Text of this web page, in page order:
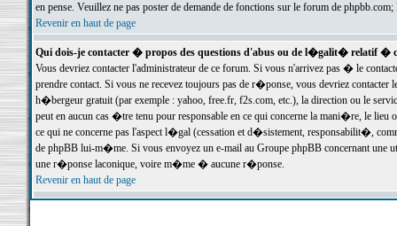
en pense. Veuillez ne pas poster de demande de fonctions sur le forum de
Revenir en haut de page
Qui dois-je contacter � propos des questions d'abus ou de l�galit� relatif �
Vous devriez contacter l'administrateur de ce forum. Si vous n'arrivez pas � le
prendre contact. Si vous ne recevez toujours pas de r�ponse, vous devriez
h�bergeur gratuit (par exemple : yahoo, free.fr, f2s.com, etc.), la direction ou le
peut en aucun cas �tre tenu pour responsable en ce qui concerne la mani�re, le
ce qui ne concerne pas l'aspect l�gal (cessation et d�sistement, responsabilit�,
de phpBB lui-m�me. Si vous envoyez un e-mail au Groupe phpBB concernant une
une r�ponse laconique, voire m�me � aucune r�ponse.
Revenir en haut de page